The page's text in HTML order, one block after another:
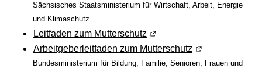
Sächsisches Staatsministerium für Wirtschaft, Arbeit, Energie
und Klimaschutz
Leitfaden zum Mutterschutz (Wird in einem neuen
Arbeitgeberleitfaden zum Mutterschutz (Wird in einem
Bundesministerium für Bildung, Familie, Senioren, Frauen und